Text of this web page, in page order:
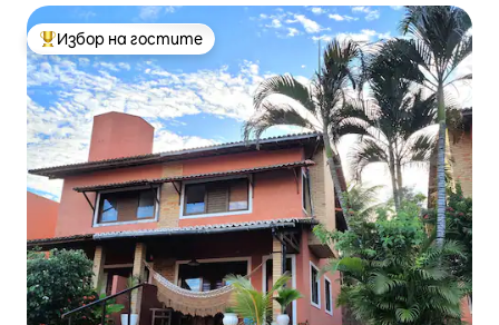
Най-популярен избор на гостите
Избор на гостите